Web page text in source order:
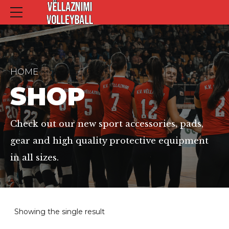
HOME
SHOP
Check out our new sport accessories, pads,
gear and high quality protective equipment
in all sizes.
Showing the single result